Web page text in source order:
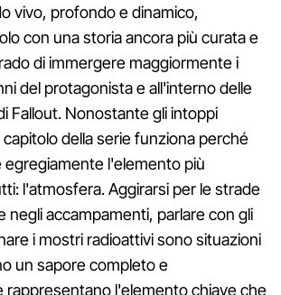
vivo, profondo e dinamico,
con una storia ancora più curata e
di immergere maggiormente i
del protagonista e all'interno delle
Fallout. Nonostante gli intoppi
della serie funziona perché
egregiamente l'elemento più
l'atmosfera. Aggirarsi per le strade
negli accampamenti, parlare con gli
i mostri radioattivi sono situazioni
un sapore completo e
rappresentano l'elemento chiave che